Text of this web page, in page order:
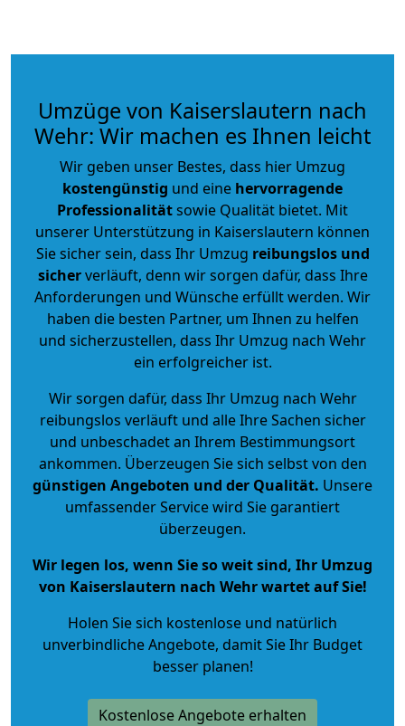
Umzüge von Kaiserslautern nach
Wehr: Wir machen es Ihnen leicht
Wir geben unser Bestes, dass hier Umzug
kostengünstig und eine hervorragende
Professionalitätsowie Qualität bietet. Mit
unserer Unterstützung in Kaiserslautern können
Sie sicher sein, dass Ihr Umzug reibungslos und
sicherverläuft, denn wir sorgen dafür, dass Ihre
Anforderungen und Wünsche erfüllt werden. Wir
haben die besten Partner, um Ihnen zu helfen
und sicherzustellen, dass Ihr Umzug nach Wehr
ein erfolgreicher ist.
Wir sorgen dafür, dass Ihr Umzug nach Wehr
reibungslos verläuft und alle Ihre Sachen sicher
und unbeschadet an Ihrem Bestimmungsort
ankommen. Überzeugen Sie sich selbst von den
günstigen Angeboten und der Qualität. Unsere
umfassender Service wird Sie garantiert
überzeugen.
Wir legen los, wenn Sie so weit sind, Ihr Umzug
von Kaiserslautern nach Wehr wartet auf Sie!
Holen Sie sich kostenlose und natürlich
unverbindliche Angebote, damit Sie Ihr Budget
besser planen!
Kostenlose Angebote erhalten